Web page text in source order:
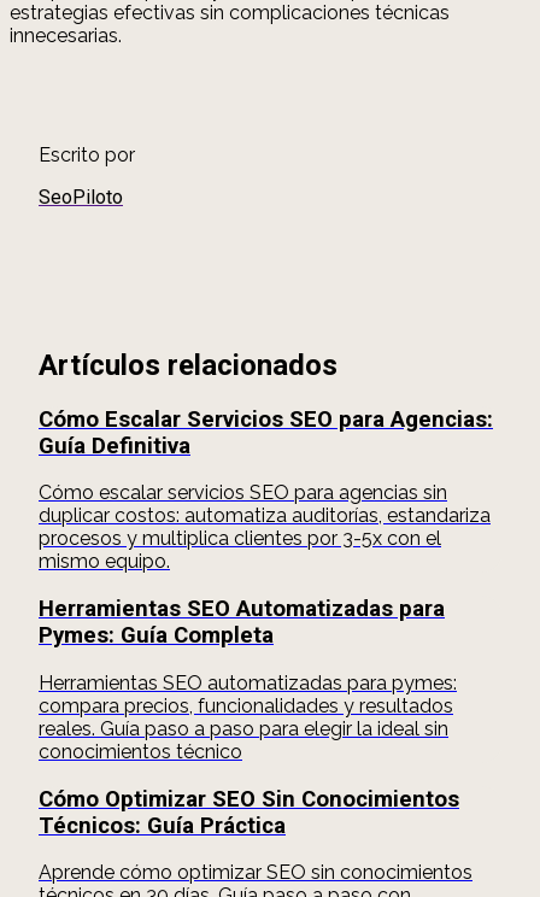
estrategias efectivas sin complicaciones técnicas
innecesarias.
Escrito por
SeoPiloto
Artículos relacionados
Cómo Escalar Servicios SEO para Agencias:
Guía Definitiva
Cómo escalar servicios SEO para agencias sin
duplicar costos: automatiza auditorías, estandariza
procesos y multiplica clientes por 3-5x con el
mismo equipo.
Herramientas SEO Automatizadas para
Pymes: Guía Completa
Herramientas SEO automatizadas para pymes:
compara precios, funcionalidades y resultados
reales. Guía paso a paso para elegir la ideal sin
conocimientos técnico
Cómo Optimizar SEO Sin Conocimientos
Técnicos: Guía Práctica
Aprende cómo optimizar SEO sin conocimientos